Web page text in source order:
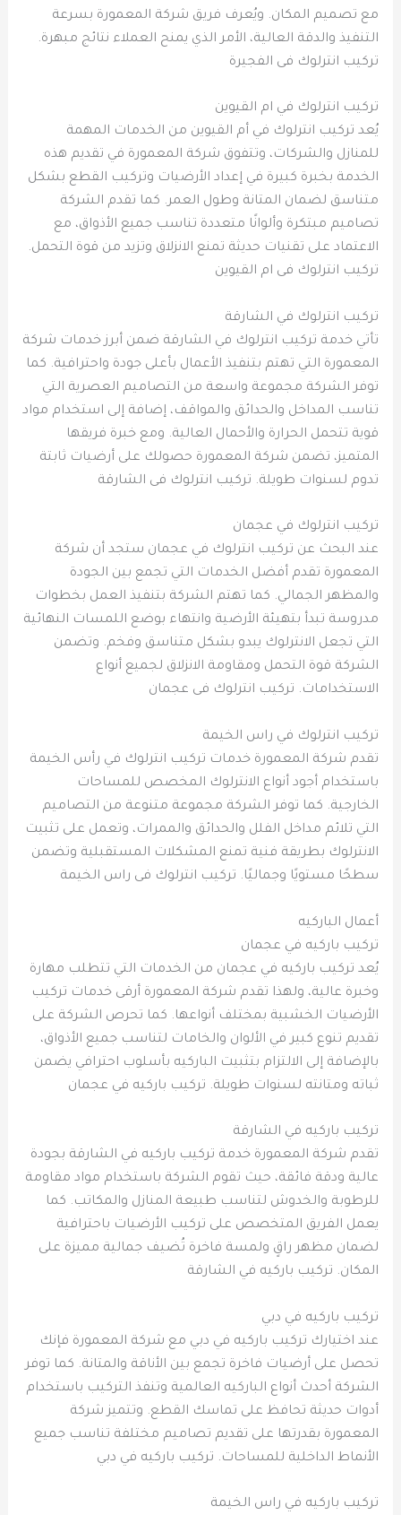
مع تصميم المكان. ويُعرف فريق شركة المعمورة بسرعة
التنفيذ والدقة العالية، الأمر الذي يمنح العملاء نتائج مبهرة.
تركيب انترلوك فى الفجيرة
تركيب انترلوك في ام القيوين
يُعد تركيب انترلوك في أم القيوين من الخدمات المهمة
للمنازل والشركات، وتتفوق شركة المعمورة في تقديم هذه
الخدمة بخبرة كبيرة في إعداد الأرضيات وتركيب القطع بشكل
متناسق لضمان المتانة وطول العمر. كما تقدم الشركة
تصاميم مبتكرة وألوانًا متعددة تناسب جميع الأذواق، مع
الاعتماد على تقنيات حديثة تمنع الانزلاق وتزيد من قوة التحمل.
تركيب انترلوك فى ام القيوين
تركيب انترلوك في الشارقة
تأتي خدمة تركيب انترلوك في الشارقة ضمن أبرز خدمات شركة
المعمورة التي تهتم بتنفيذ الأعمال بأعلى جودة واحترافية. كما
توفر الشركة مجموعة واسعة من التصاميم العصرية التي
تناسب المداخل والحدائق والمواقف، إضافة إلى استخدام مواد
قوية تتحمل الحرارة والأحمال العالية. ومع خبرة فريقها
المتميز، تضمن شركة المعمورة حصولك على أرضيات ثابتة
تدوم لسنوات طويلة. تركيب انترلوك فى الشارقة
تركيب انترلوك في عجمان
عند البحث عن تركيب انترلوك في عجمان ستجد أن شركة
المعمورة تقدم أفضل الخدمات التي تجمع بين الجودة
والمظهر الجمالي. كما تهتم الشركة بتنفيذ العمل بخطوات
مدروسة تبدأ بتهيئة الأرضية وانتهاء بوضع اللمسات النهائية
التي تجعل الانترلوك يبدو بشكل متناسق وفخم. وتضمن
الشركة قوة التحمل ومقاومة الانزلاق لجميع أنواع
الاستخدامات. تركيب انترلوك فى عجمان
تركيب انترلوك في راس الخيمة
تقدم شركة المعمورة خدمات تركيب انترلوك في رأس الخيمة
باستخدام أجود أنواع الانترلوك المخصص للمساحات
الخارجية. كما توفر الشركة مجموعة متنوعة من التصاميم
التي تلائم مداخل الفلل والحدائق والممرات، وتعمل على تثبيت
الانترلوك بطريقة فنية تمنع المشكلات المستقبلية وتضمن
سطحًا مستويًا وجماليًا. تركيب انترلوك فى راس الخيمة
أعمال الباركيه
تركيب باركيه في عجمان
يُعد تركيب باركيه في عجمان من الخدمات التي تتطلب مهارة
وخبرة عالية، ولهذا تقدم شركة المعمورة أرقى خدمات تركيب
الأرضيات الخشبية بمختلف أنواعها. كما تحرص الشركة على
تقديم تنوع كبير في الألوان والخامات لتناسب جميع الأذواق،
بالإضافة إلى الالتزام بتثبيت الباركيه بأسلوب احترافي يضمن
ثباته ومتانته لسنوات طويلة. تركيب باركيه في عجمان
تركيب باركيه في الشارقة
تقدم شركة المعمورة خدمة تركيب باركيه في الشارقة بجودة
عالية ودقة فائقة، حيث تقوم الشركة باستخدام مواد مقاومة
للرطوبة والخدوش لتناسب طبيعة المنازل والمكاتب. كما
يعمل الفريق المتخصص على تركيب الأرضيات باحترافية
لضمان مظهر راقٍ ولمسة فاخرة تُضيف جمالية مميزة على
المكان. تركيب باركيه في الشارقة
تركيب باركيه في دبي
عند اختيارك تركيب باركيه في دبي مع شركة المعمورة فإنك
تحصل على أرضيات فاخرة تجمع بين الأناقة والمتانة. كما توفر
الشركة أحدث أنواع الباركيه العالمية وتنفذ التركيب باستخدام
أدوات حديثة تحافظ على تماسك القطع. وتتميز شركة
المعمورة بقدرتها على تقديم تصاميم مختلفة تناسب جميع
الأنماط الداخلية للمساحات. تركيب باركيه في دبي
تركيب باركيه في راس الخيمة